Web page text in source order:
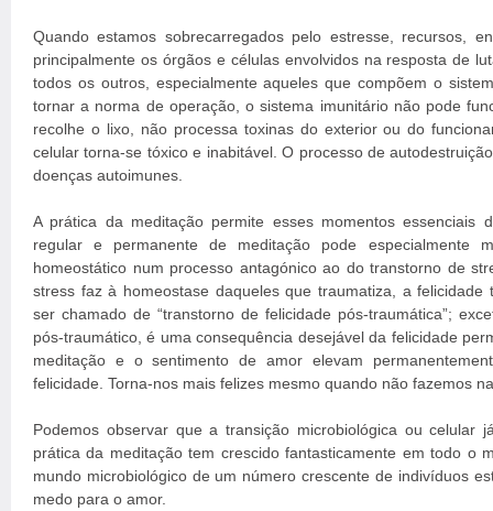
Quando estamos sobrecarregados pelo estresse, recursos,
principalmente os órgãos e células envolvidos na resposta de
todos os outros, especialmente aqueles que compõem o
tornar a norma de operação, o sistema imunitário não pode
recolhe o lixo, não processa toxinas do exterior ou do
celular torna-se tóxico e inabitável. O processo de
doenças autoimunes.
A prática da meditação permite esses momentos essenciais
regular e permanente de meditação pode especialmente
homeostático num processo antagónico ao do transtorno de
stress faz à homeostase daqueles que traumatiza, a felicidade
ser chamado de “transtorno de felicidade pós-traumática”;
pós-traumático, é uma consequência desejável da felicidade
meditação e o sentimento de amor elevam
felicidade. Torna-nos mais felizes mesmo quando não fazemos
Podemos observar que a transição microbiológica ou celular
prática da meditação tem crescido fantasticamente em todo o
mundo microbiológico de um número crescente de indivíduos
medo para o amor.